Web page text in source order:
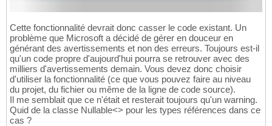
Cette fonctionnalité devrait donc casser le code existant. Un
problème que Microsoft a décidé de gérer en douceur en
générant des avertissements et non des erreurs. Toujours est-il
qu'un code propre d'aujourd'hui pourra se retrouver avec des
milliers d'avertissements demain. Vous devez donc choisir
d'utiliser la fonctionnalité (ce que vous pouvez faire au niveau
du projet, du fichier ou même de la ligne de code source).
Il me semblait que ce n'était et resterait toujours qu'un warning.
Quid de la classe Nullable<> pour les types références dans ce
cas ?